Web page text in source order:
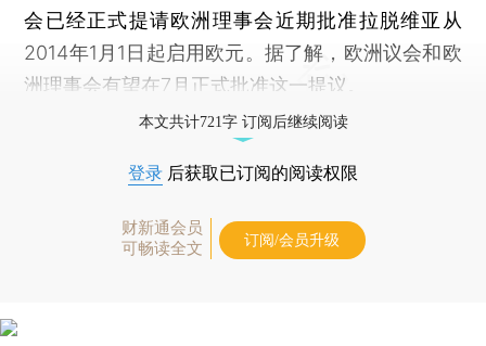
会已经正式提请欧洲理事会近期批准拉脱维亚从
2014年1月1日起启用欧元。据了解，欧洲议会和欧
洲理事会有望在7月正式批准这一提议。
本文共计721字 订阅后继续阅读
登录 后获取已订阅的阅读权限
财新通会员
可畅读全文
订阅/会员升级